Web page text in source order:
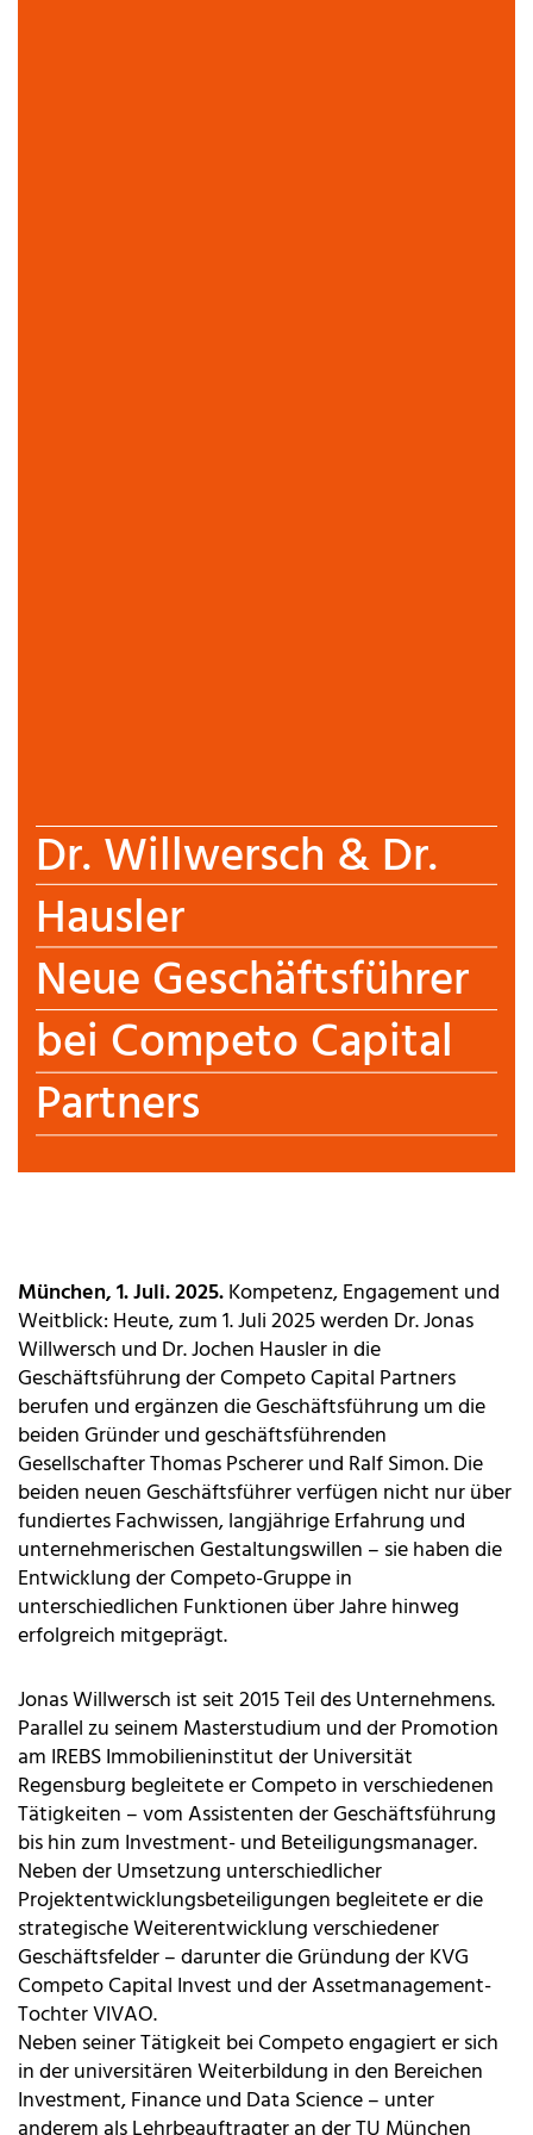
Dr. Willwersch & Dr.
Hausler
Neue Geschäftsführer
bei Competo Capital
Partners
München, 1. Juli. 2025.Kompetenz, Engagement und
Weitblick: Heute, zum 1. Juli 2025 werden Dr. Jonas
Willwersch und Dr. Jochen Hausler in die
Geschäftsführung der Competo Capital Partners
berufen und ergänzen die Geschäftsführung um die
beiden Gründer und geschäftsführenden
Gesellschafter Thomas Pscherer und Ralf Simon. Die
beiden neuen Geschäftsführer verfügen nicht nur über
fundiertes Fachwissen, langjährige Erfahrung und
unternehmerischen Gestaltungswillen – sie haben die
Entwicklung der Competo-Gruppe in
unterschiedlichen Funktionen über Jahre hinweg
erfolgreich mitgeprägt.
Jonas Willwersch ist seit 2015 Teil des Unternehmens.
Parallel zu seinem Masterstudium und der Promotion
am IREBS Immobilieninstitut der Universität
Regensburg begleitete er Competo in verschiedenen
Tätigkeiten – vom Assistenten der Geschäftsführung
bis hin zum Investment- und Beteiligungsmanager.
Neben der Umsetzung unterschiedlicher
Projektentwicklungsbeteiligungen begleitete er die
strategische Weiterentwicklung verschiedener
Geschäftsfelder – darunter die Gründung der KVG
Competo Capital Invest und der Assetmanagement-
Tochter VIVAO.
Neben seiner Tätigkeit bei Competo engagiert er sich
in der universitären Weiterbildung in den Bereichen
Investment, Finance und Data Science – unter